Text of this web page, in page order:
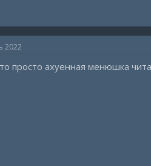
2022
просто ахуенная менюшка